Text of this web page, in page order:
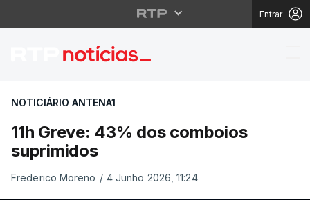
Entrar
11h Greve: 43% dos
NOTICIÁRIO ANTENA1
11h Greve: 43% dos comboios
suprimidos
Frederico Moreno / 4 Junho 2026, 11:24